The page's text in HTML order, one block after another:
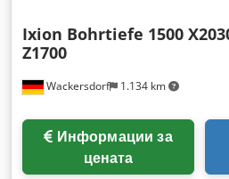
Wackersdorf 1.134 km
Ixion Bohrtiefe 1500
Z1700
цената